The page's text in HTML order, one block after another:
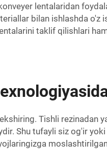
lentalaridan
bilan ishlashda o'z
taklif qilishlari
Tishli rezinadan
Shu tufayli siz og'ir